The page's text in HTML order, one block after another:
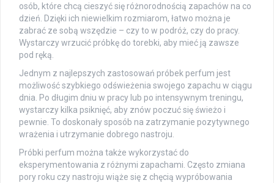
osób, które chcą cieszyć się różnorodnością zapachów na co
dzień. Dzięki ich niewielkim rozmiarom, łatwo można je
zabrać ze sobą wszędzie – czy to w podróż, czy do pracy.
Wystarczy wrzucić próbkę do torebki, aby mieć ją zawsze
pod ręką.
Jednym z najlepszych zastosowań próbek perfum jest
możliwość szybkiego odświeżenia swojego zapachu w ciągu
dnia. Po długim dniu w pracy lub po intensywnym treningu,
wystarczy kilka psiknięć, aby znów poczuć się świeżo i
pewnie. To doskonały sposób na zatrzymanie pozytywnego
wrażenia i utrzymanie dobrego nastroju.
Próbki perfum można także wykorzystać do
eksperymentowania z różnymi zapachami. Często zmiana
pory roku czy nastroju wiąże się z chęcią wypróbowania